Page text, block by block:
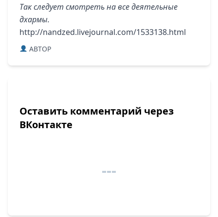
Так следует смотреть на все деятельные
дхармы.
http://nandzed.livejournal.com/1533138.html
ABTOP
Оставить комментарий через
ВКонтакте